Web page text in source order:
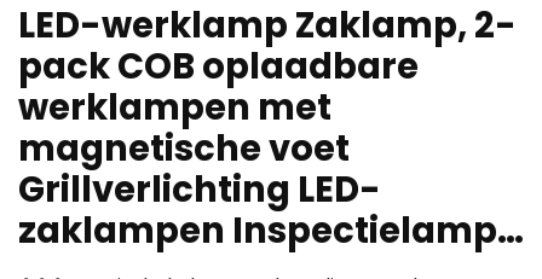
LED-werklamp Zaklamp, 2-
pack COB oplaadbare
werklampen met
magnetische voet
Grillverlichting LED-
zaklampen Inspectielamp…